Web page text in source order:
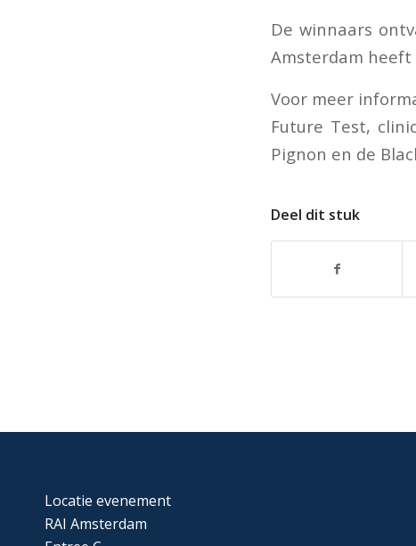
De winnaars
Amsterdam
Voor meer
Future Test,
Pignon en de
Deel dit stuk
Locatie evenement
RAI Amsterdam